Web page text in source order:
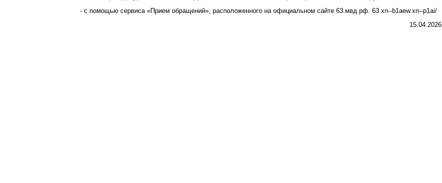
- с помощью сервиса «Прием обращений», расположенного на официальном сайте 63.мвд.рф. 63.xn--b1aew.xn--p1ai/
15.04.2026